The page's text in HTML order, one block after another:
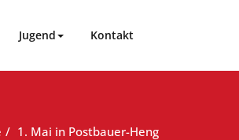
Jugend Kontakt
1. Mai in Postbauer-Heng